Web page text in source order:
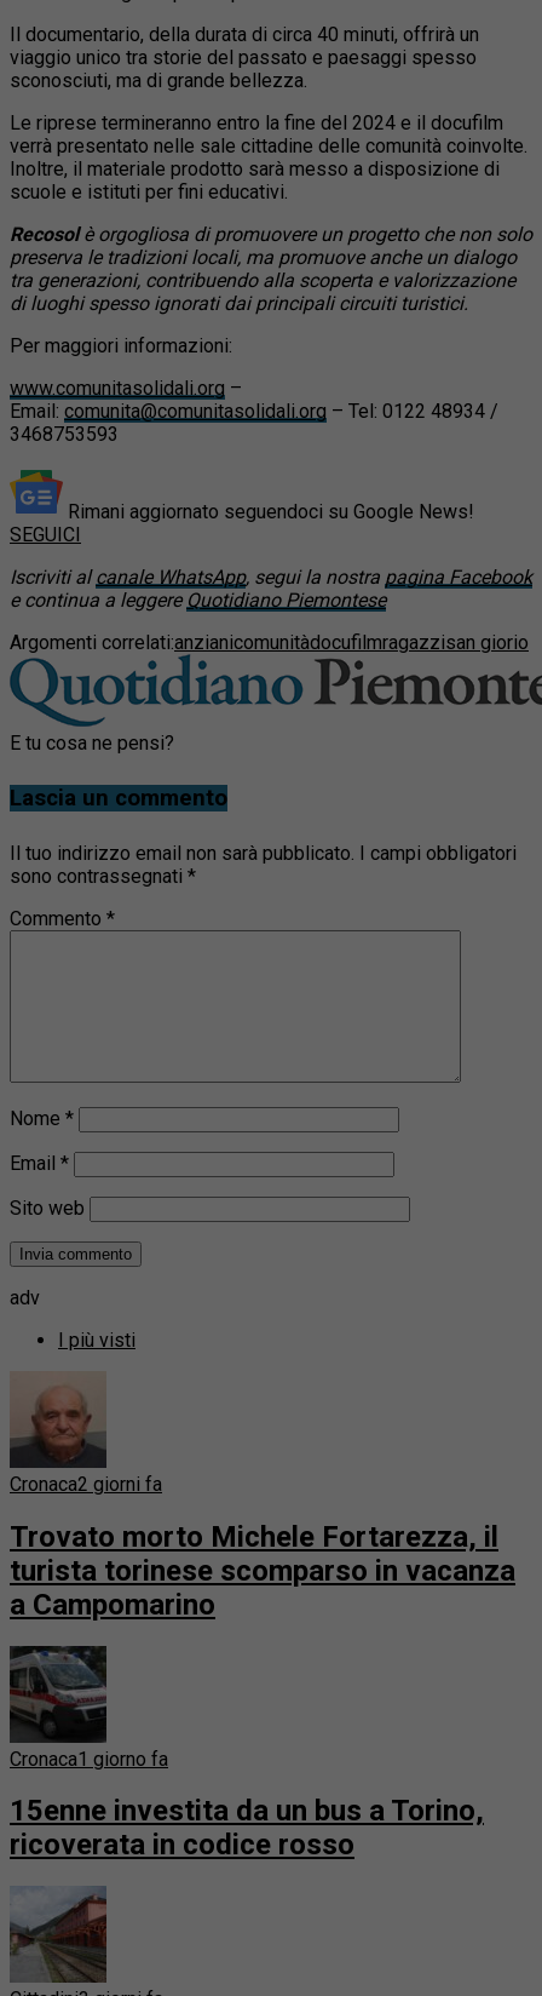
Il documentario, della durata di circa 40 minuti, offrirà un
viaggio unico tra storie del passato e paesaggi spesso
sconosciuti, ma di grande bellezza.
Le riprese termineranno entro la fine del 2024 e il docufilm
verrà presentato nelle sale cittadine delle comunità coinvolte.
Inoltre, il materiale prodotto sarà messo a disposizione di
scuole e istituti per fini educativi.
Recosolè orgogliosa di promuovere un progetto che non solo
preserva le tradizioni locali, ma promuove anche un dialogo
tra generazioni, contribuendo alla scoperta e valorizzazione
di luoghi spesso ignorati dai principali circuiti turistici.
Per maggiori informazioni:
www.comunitasolidali.org –
Email: comunita@comunitasolidali.org – Tel: 0122 48934 /
3468753593
Rimani aggiornato seguendoci su Google News!
SEGUICI
Iscriviti alcanale WhatsApp, segui la nostra pagina Facebook
e continua a leggere Quotidiano Piemontese
Argomenti correlati:anzianicomunitàdocufilmragazzisan giorio
E tu cosa ne pensi?
Lascia un commento
Il tuo indirizzo email non sarà pubblicato. I campi obbligatori
sono contrassegnati *
Commento *
Nome *
Email *
Sito web
adv
I più visti
Cronaca2 giorni fa
Trovato morto Michele Fortarezza, il
turista torinese scomparso in vacanza
a Campomarino
Cronaca1 giorno fa
15enne investita da un bus a Torino,
ricoverata in codice rosso